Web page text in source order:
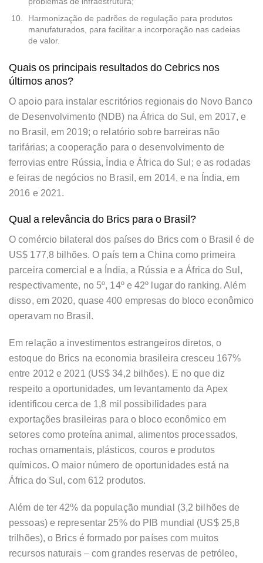
Harmonização de padrões de regulação para produtos
manufaturados, para facilitar a incorporação nas cadeias
de valor.
Quais os principais resultados do Cebrics nos
últimos anos?
O apoio para instalar escritórios regionais do Novo Banco
de Desenvolvimento (NDB) na África do Sul, em 2017, e
no Brasil, em 2019; o relatório sobre barreiras não
tarifárias; a cooperação para o desenvolvimento de
ferrovias entre Rússia, Índia e África do Sul; e as rodadas
e feiras de negócios no Brasil, em 2014, e na Índia, em
2016 e 2021.
Qual a relevância do Brics para o Brasil?
O comércio bilateral dos países do Brics com o Brasil é de
US$ 177,8 bilhões. O país tem a China como primeira
parceira comercial e a Índia, a Rússia e a África do Sul,
respectivamente, no 5º, 14º e 42º lugar do ranking. Além
disso, em 2020, quase 400 empresas do bloco econômico
operavam no Brasil.
Em relação a investimentos estrangeiros diretos, o
estoque do Brics na economia brasileira cresceu 167%
entre 2012 e 2021 (US$ 34,2 bilhões). E no que diz
respeito a oportunidades, um levantamento da Apex
identificou cerca de 1,8 mil possibilidades para
exportações brasileiras para o bloco econômico em
setores como proteína animal, alimentos processados,
rochas ornamentais, plásticos, couros e produtos
químicos. O maior número de oportunidades está na
África do Sul, com 612 produtos.
Além de ter 42% da população mundial (3,2 bilhões de
pessoas) e representar 25% do PIB mundial (US$ 25,8
trilhões), o Brics é formado por países com muitos
recursos naturais – com grandes reservas de petróleo,